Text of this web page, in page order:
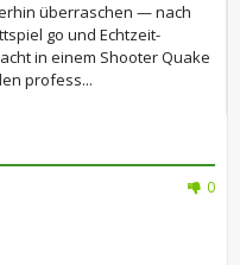
überraschen — nach
go und Echtzeit-
in einem Shooter Quake
profess...
0